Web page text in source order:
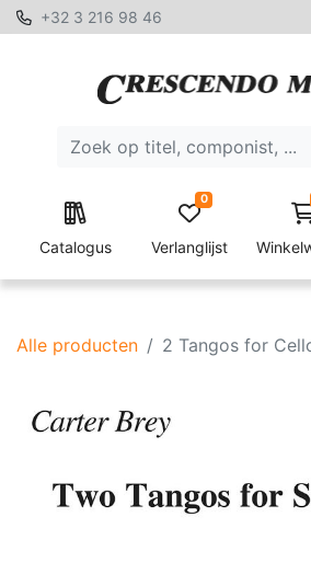
+32 3 216 98 46
Catalogus Verlanglijst
0
Alle producten 2 Tangos for